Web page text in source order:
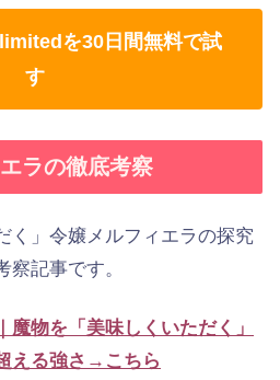
を30日間無料で試
す
ラの徹底考察
く」令嬢メルフィエラの探究
記事です。
魔物を「美味しくいただく」
える強さ→こちら